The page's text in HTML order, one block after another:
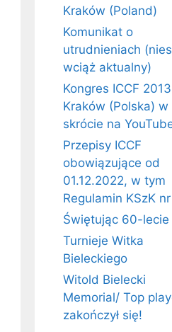
Kraków (Poland)
Komunikat o
utrudnieniach
wciąż aktualny)
Kongres ICCF
Kraków (Polska) w
skrócie na
Przepisy ICCF
obowiązujące od
01.12.2022, w tym
Regulamin KSzK
Świętując 60-lecie
Turnieje Witka
Bieleckiego
Witold Bielecki
Memorial/ Top
zakończył się!